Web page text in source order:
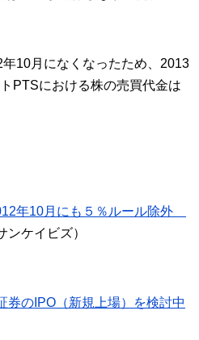
10月になくなったため、2013
PTSにおける株の売買代金は
年10月にも５％ルール除外
ケイビズ）
券のIPO（新規上場）を検討中